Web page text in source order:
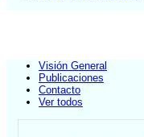
Visión General
Publicaciones
Contacto
Ver todos